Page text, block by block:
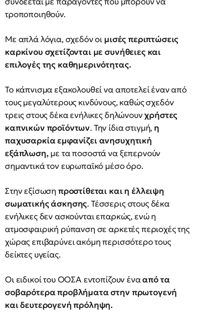
τροποποιηθούν.
Με απλά λόγια, σχεδόν οι μισές περιπτώσεις
καρκίνου σχετίζονται με συνήθειες και
επιλογές της καθημερινότητας.
Το κάπνισμα εξακολουθεί να αποτελεί έναν από
τους μεγαλύτερους κινδύνους, καθώς σχεδόν
τρεις στους δέκα ενήλικες δηλώνουνχρήστες
καπνικών προϊόντων. Την ίδια στιγμή, η
παχυσαρκία εμφανίζει ανησυχητική
εξάπλωση, με τα ποσοστά να ξεπερνούν
σημαντικά τον ευρωπαϊκό μέσο όρο.
Στην εξίσωση προστίθεται και η έλλειψη
σωματικής άσκησης. Τέσσερις στους δέκα
ενήλικες δεν ασκούνται επαρκώς, ενώ η
ατμοσφαιρική ρύπανση σε αρκετές περιοχές της
χώρας επιβαρύνει ακόμη περισσότερο τους
δείκτες υγείας.
Οι ειδικοί του ΟΟΣΑ εντοπίζουν ένααπό τα
σοβαρότερα προβλήματα στην πρωτογενή
και δευτερογενή πρόληψη.